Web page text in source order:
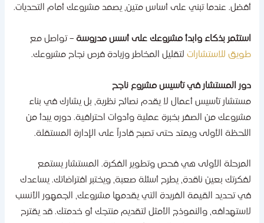
عندما تبني على أساس متين، يصمد مشروعك أمام التحديات.
بذكاء وابدأ مشروعك على أسس مدروسة– تواصل مع
للاستشاراتلتقليل المخاطر وزيادة فرص نجاح مشروعك.
المستشار في تأسيس مشروع ناجح
تأسيس أعمال لا يقدم نصائح نظرية، بل يشارك في بناء
من الصفر بخبرة عملية وأدوات احترافية. دوره يبدأ من
الأولى ويمتد حتى تصبح قادراً على الإدارة المستقلة.
الأولى هي فحص وتطوير الفكرة. المستشار يستمع
بعين ناقدة، يطرح أسئلة صعبة، ويختبر افتراضاتك. يساعدك
تحديد القيمة الفريدة التي يقدمها مشروعك، الجمهور الأنسب
والنموذج الأمثل لتقديم منتجك أو خدمتك. قد يقترح